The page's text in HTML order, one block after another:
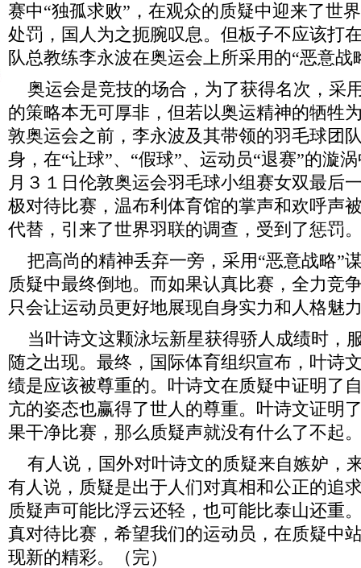
赛中“独孤求败”，在观众的质疑中迎来了世
处罚，国人为之扼腕叹息。但板子不应该打
队总教练李永波在奥运会上所采用的“恶意战
奥运会是竞技的场合，为了获得名次，采
的策略本无可厚非，但若以奥运精神的牺牲
敦奥运会之前，李永波及其带领的羽毛球团
身，在“让球”、“假球”、运动员“退赛”的漩
月３１日伦敦奥运会羽毛球小组赛女双最后
极对待比赛，温布利体育馆的掌声和欢呼声
代替，引来了世界羽联的调查，受到了惩罚
把高尚的精神丢弃一旁，采用“恶意战略”
质疑中最终倒地。而如果认真比赛，全力竞
只会让运动员更好地展现自身实力和人格魅
当叶诗文这颗泳坛新星获得骄人成绩时，
随之出现。最终，国际体育组织宣布，叶诗
绩是应该被尊重的。叶诗文在质疑中证明了
亢的姿态也赢得了世人的尊重。叶诗文证明
果干净比赛，那么质疑声就没有什么了不起
有人说，国外对叶诗文的质疑来自嫉妒，
有人说，质疑是出于人们对真相和公正的追
质疑声可能比浮云还轻，也可能比泰山还重
真对待比赛，希望我们的运动员，在质疑中
现新的精彩。（完）